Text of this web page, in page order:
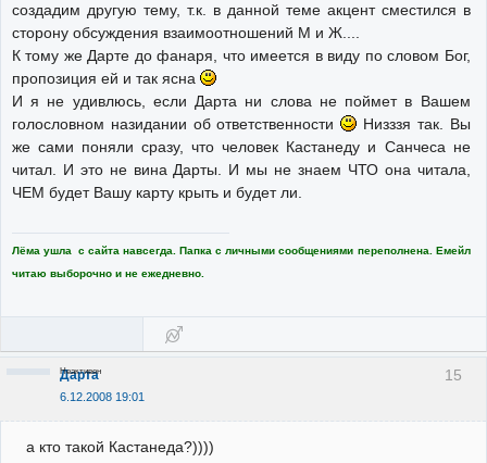
создадим другую тему, т.к. в данной теме акцент сместился в
сторону обсуждения взаимоотношений М и Ж....
К тому же Дарте до фанаря, что имеется в виду по словом Бог,
пропозиция ей и так ясна
И я не удивлюсь, если Дарта ни слова не поймет в Вашем
голословном назидании об ответственности
Низззя так. Вы
же сами поняли сразу, что человек Кастанеду и Санчеса не
читал. И это не вина Дарты. И мы не знаем ЧТО она читала,
ЧЕМ будет Вашу карту крыть и будет ли.
Лёма ушла с сайта навсегда. Папка с личными сообщениями переполнена. Емейл
читаю выборочно и не ежедневно.
15
Дарта
6.12.2008 19:01
Неактивен
а кто такой Кастанеда?))))